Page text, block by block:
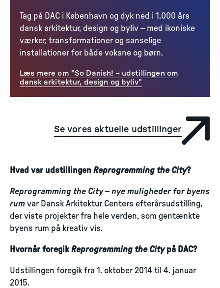
Se vores aktuelle udstillinger
Tag på DAC i København og dyk ned i 1.000 års
dansk arkitektur, design og byliv – med ikoniske
værker, transformationer og sanselige
installationer for både voksne og børn.
Læs mere om "So Danish! – udstillingen om
dansk arkitektur, design og byliv"
Hvad var udstillingen Reprogramming the City?
Reprogramming the City – nye muligheder for byens
rum var Dansk Arkitektur Centers efterårsudstilling,
der viste projekter fra hele verden, som gentænkte
byens rum på kreativ vis.
Hvornår foregik Reprogramming the Citypå DAC?
Udstillingen foregik fra 1. oktober 2014 til 4. januar
2015.